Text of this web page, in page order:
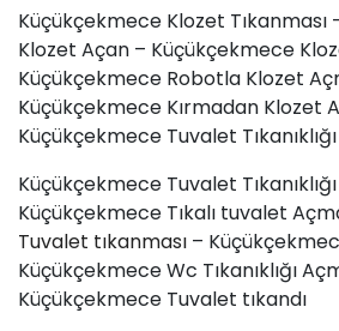
Küçükçekmece Klozet
Klozet Açan – Küçükçekmece
Küçükçekmece Robotla Klozet
Küçükçekmece Kırmadan Klozet
Küçükçekmece Tuvalet Tıkanıklığı
Küçükçekmece Tuvalet
Küçükçekmece Tıkalı tuvalet
Tuvalet tıkanması –
Küçükçekmece Wc Tıkanıklığı
Küçükçekmece Tuvalet tıkandı